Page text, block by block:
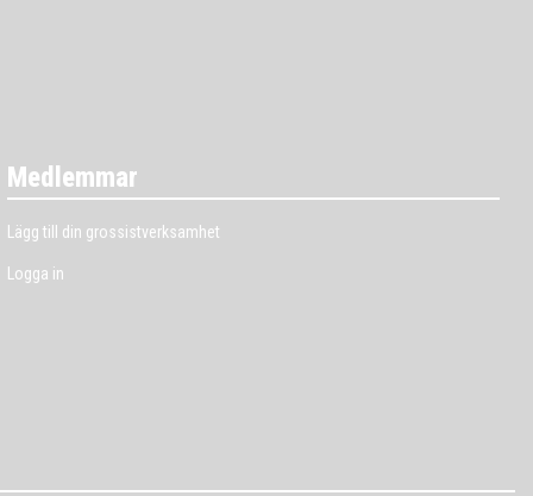
Medlemmar
Lägg till din grossistverksamhet
Logga in